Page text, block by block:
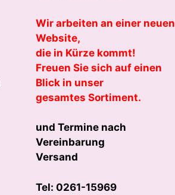
Wir arbeiten an einer neuen
Website,
die in Kürze kommt!
Freuen Sie sich auf einen
Blick in unser
gesamtes Sortiment.
und Termine nach
Vereinbarung
Versand
Tel: 0261-15969